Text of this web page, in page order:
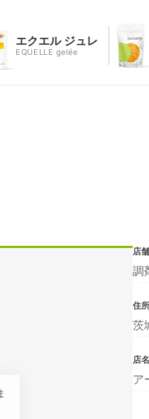
エクエル ジュレ
EQUELLE gelée
店
調
住所
茨
店名
ア